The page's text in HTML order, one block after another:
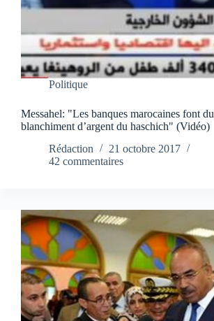
Politique
Messahel: "Les banques marocaines font du
blanchiment d’argent du haschich" (Vidéo)
Rédaction
21 octobre 2017
42 commentaires